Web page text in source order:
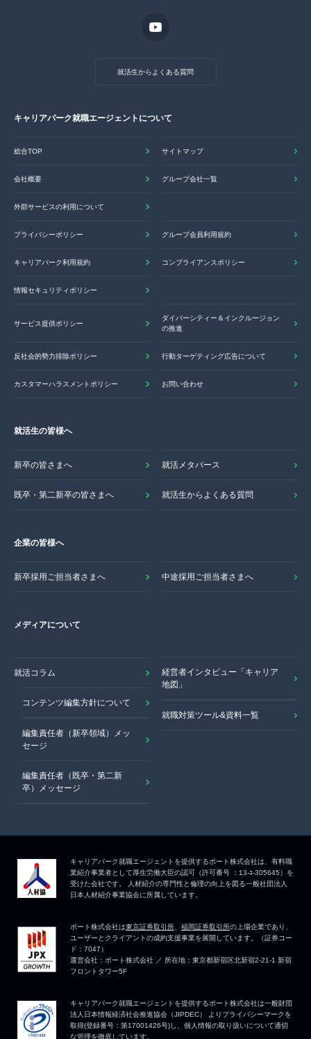
就活生からよくある質問
キャリアパーク就職エージェントについて
総合TOP サイトマップ
会社概要 グループ会社一覧
外部サービスの利用について
プライバシーポリシー グループ会員利用規約
キャリアパーク利用規約 コンプライアンスポリシー
情報セキュリティポリシー
サービス提供ポリシー
ダイバーシティー＆インクルージョン
の推進
反社会的勢力排除ポリシー 行動ターゲティング広告について
カスタマーハラスメントポリシー お問い合わせ
就活生の皆様へ
新卒の皆さまへ 就活メタバース
既卒・第二新卒の皆さまへ 就活生からよくある質問
企業の皆様へ
新卒採用ご担当者さまへ 中途採用ご担当者さまへ
メディアについて
就活コラム
コンテンツ編集方針について
編集責任者（新卒領域）メッ
セージ
編集責任者（既卒・第二新
卒）メッセージ
経営者インタビュー「キャリア
地図」
就職対策ツール&資料一覧